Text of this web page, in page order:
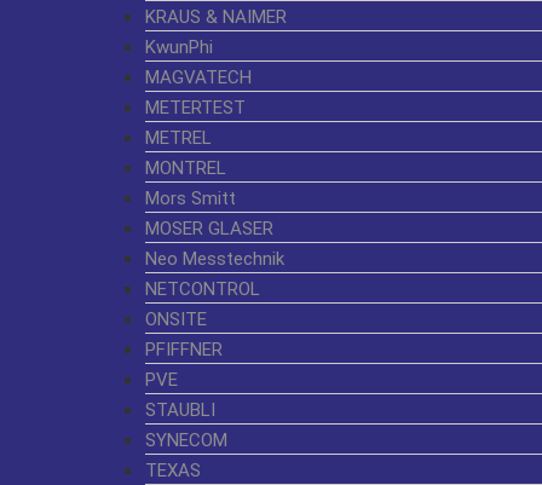
KRAUS & NAIMER
KwunPhi
MAGVATECH
METERTEST
METREL
MONTREL
Mors Smitt
MOSER GLASER
Neo Messtechnik
NETCONTROL
ONSITE
PFIFFNER
PVE
STAUBLI
SYNECOM
TEXAS